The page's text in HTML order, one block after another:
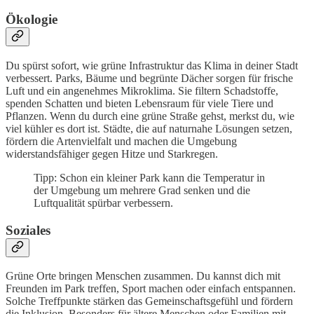
Ökologie
Du spürst sofort, wie grüne Infrastruktur das Klima in deiner Stadt
verbessert. Parks, Bäume und begrünte Dächer sorgen für frische
Luft und ein angenehmes Mikroklima. Sie filtern Schadstoffe,
spenden Schatten und bieten Lebensraum für viele Tiere und
Pflanzen. Wenn du durch eine grüne Straße gehst, merkst du, wie
viel kühler es dort ist. Städte, die auf naturnahe Lösungen setzen,
fördern die Artenvielfalt und machen die Umgebung
widerstandsfähiger gegen Hitze und Starkregen.
Tipp: Schon ein kleiner Park kann die Temperatur in
der Umgebung um mehrere Grad senken und die
Luftqualität spürbar verbessern.
Soziales
Grüne Orte bringen Menschen zusammen. Du kannst dich mit
Freunden im Park treffen, Sport machen oder einfach entspannen.
Solche Treffpunkte stärken das Gemeinschaftsgefühl und fördern